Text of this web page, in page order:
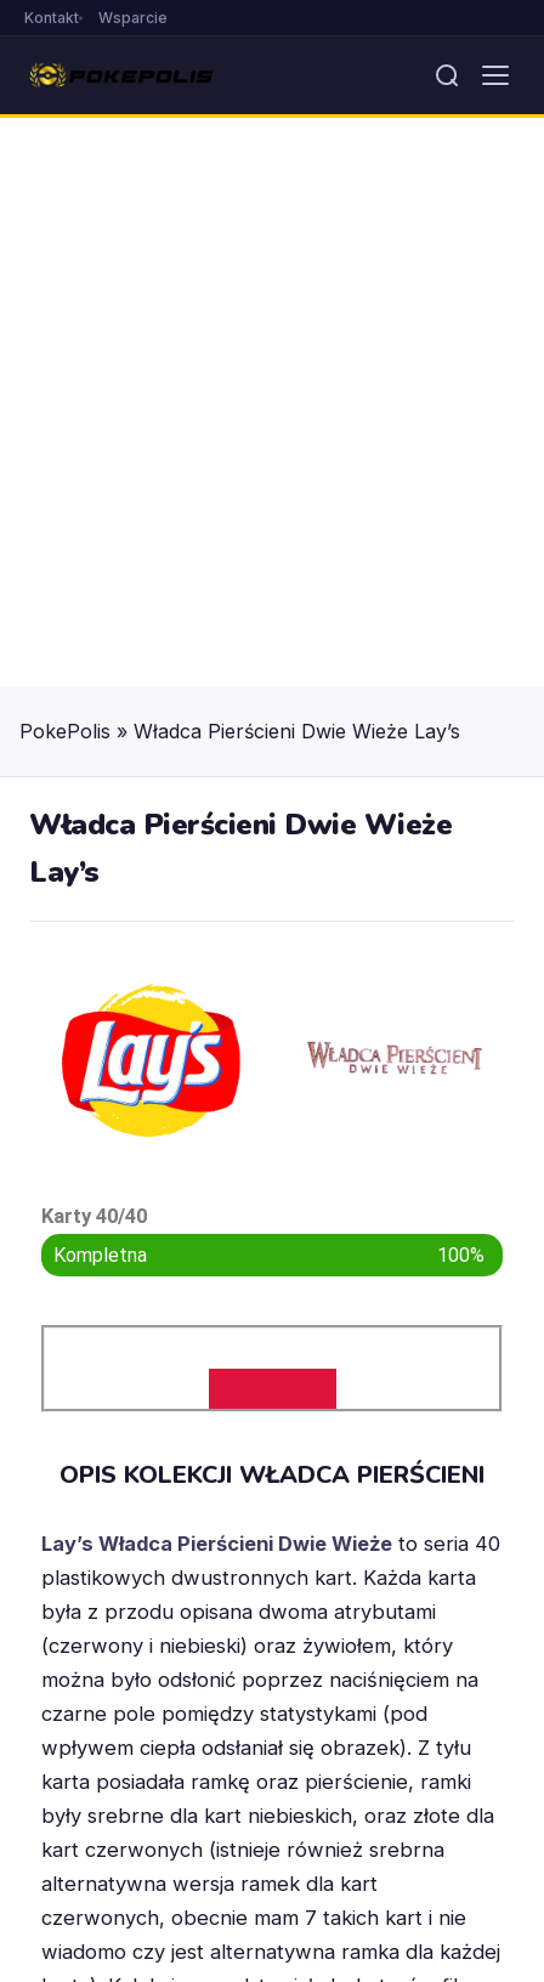
Kontakt Wsparcie
PokePolis » Władca Pierścieni Dwie Wieże Lay’s
Władca Pierścieni Dwie Wieże
Lay’s
Karty 40/40
Kompletna
100%
OPIS KOLEKCJI WŁADCA PIERŚCIENI
Lay’s Władca Pierścieni Dwie Wieże to seria 40
plastikowych dwustronnych kart. Każda karta
była z przodu opisana dwoma atrybutami
(czerwony i niebieski) oraz żywiołem, który
można było odsłonić poprzez naciśnięciem na
czarne pole pomiędzy statystykami (pod
wpływem ciepła odsłaniał się obrazek). Z tyłu
karta posiadała ramkę oraz pierścienie, ramki
były srebrne dla kart niebieskich, oraz złote dla
kart czerwonych (istnieje również srebrna
alternatywna wersja ramek dla kart
czerwonych, obecnie mam 7 takich kart i nie
wiadomo czy jest alternatywna ramka dla każdej